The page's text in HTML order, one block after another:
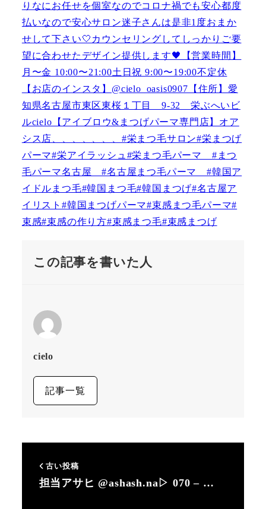
この記事を書いた人
cielo
記事一覧
古い投稿
担当アサヒ @ashash.na▷ 070 – …